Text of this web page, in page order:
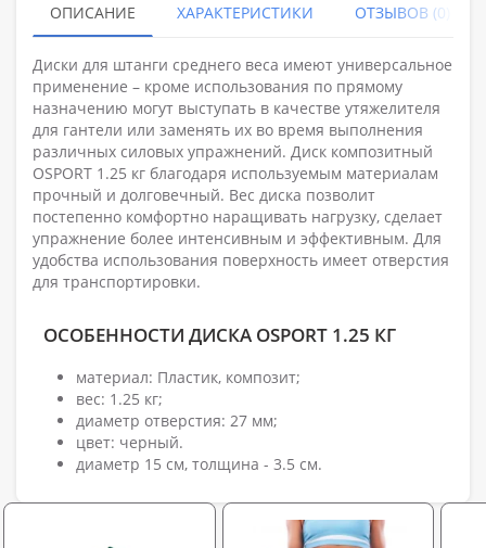
ОПИСАНИЕ ХАРАКТЕРИСТИКИ ОТЗЫВОВ (0)
Диски для штанги среднего веса имеют универсальное
применение – кроме использования по прямому
назначению могут выступать в качестве утяжелителя
для гантели или заменять их во время выполнения
различных силовых упражнений. Диск композитный
OSPORT 1.25 кг благодаря используемым материалам
прочный и долговечный. Вес диска позволит
постепенно комфортно наращивать нагрузку, сделает
упражнение более интенсивным и эффективным. Для
удобства использования поверхность имеет отверстия
для транспортировки.
ОСОБЕННОСТИ ДИСКА OSPORT 1.25 КГ
материал: Пластик, композит;
вес: 1.25 кг;
диаметр отверстия: 27 мм;
цвет: черный.
диаметр 15 см, толщина - 3.5 см.